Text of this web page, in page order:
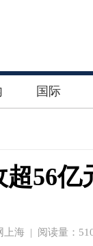
国际
56
上海 | 阅读量：